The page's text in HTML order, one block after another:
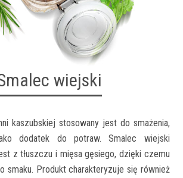
wiejski
kaszubskiej stosowany jest do smażenia,
dodatek do potraw. Smalec wiejski
z tłuszczu i mięsa gęsiego, dzięki czemu
smaku. Produkt charakteryzuje się również